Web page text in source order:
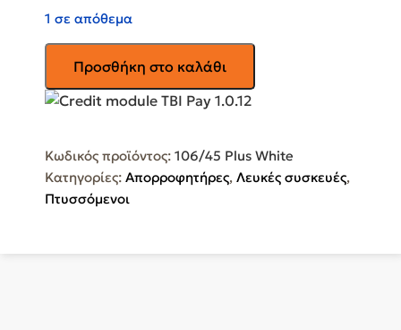
1 σε απόθεμα
Πτυσσόμενος
Απορροφητήρας
106/45
Plus
White
Προσθήκη στο καλάθι
Κωδικός προϊόντος: 106/45 Plus White
Κατηγορίες: Απορροφητήρες, Λευκές συσκευές,
Πτυσσόμενοι